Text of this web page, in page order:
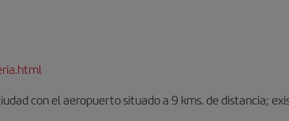
con el aeropuerto situado a 9 kms. de distancia;